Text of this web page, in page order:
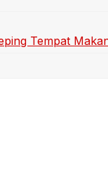
Tempat